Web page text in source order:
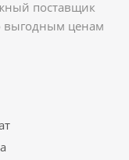
поставщик
выгодным ценам